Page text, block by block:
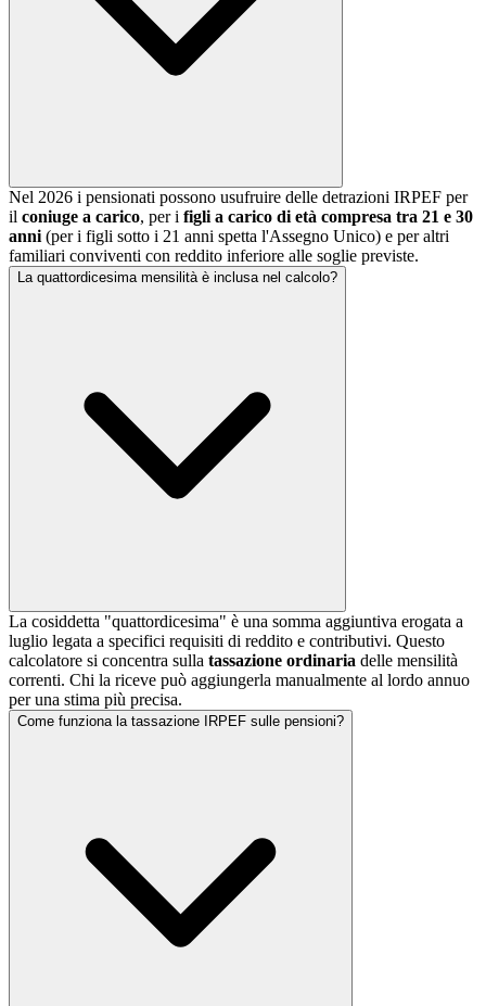
Nel 2026 i pensionati possono usufruire delle detrazioni IRPEF per
il coniuge a carico, per i figli a carico di età compresa tra 21 e 30
anni(per i figli sotto i 21 anni spetta l'Assegno Unico) e per altri
familiari conviventi con reddito inferiore alle soglie previste.
La quattordicesima mensilità è inclusa nel calcolo?
La cosiddetta "quattordicesima" è una somma aggiuntiva erogata a
luglio legata a specifici requisiti di reddito e contributivi. Questo
calcolatore si concentra sulla tassazione ordinaria delle mensilità
correnti. Chi la riceve può aggiungerla manualmente al lordo annuo
per una stima più precisa.
Come funziona la tassazione IRPEF sulle pensioni?